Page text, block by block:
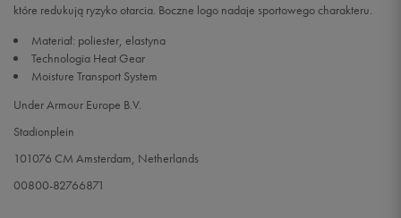
które redukują ryzyko otarcia. Boczne logo nadaje sportowego charakteru.
Materiał: poliester, elastyna
Technologia Heat Gear
Moisture Transport System
Under Armour Europe B.V.
Stadionplein
101076 CM Amsterdam, Netherlands
00800-82766871